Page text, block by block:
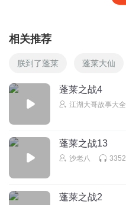
相关推荐
朕到了蓬莱 蓬莱大仙
蓬莱之战4
江湖大哥故事大全
蓬莱之战13
沙老八 3352
蓬莱之战2